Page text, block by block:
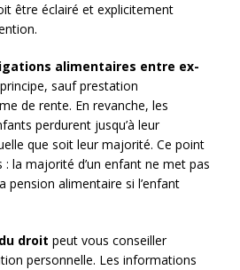
être éclairé et explicitement
alimentaires entre ex-
sauf prestation
de rente. En revanche, les
perdurent jusqu’à leur
que soit leur majorité. Ce point
la majorité d’un enfant ne met pas
alimentaire si l’enfant
droit peut vous conseiller
personnelle. Les informations